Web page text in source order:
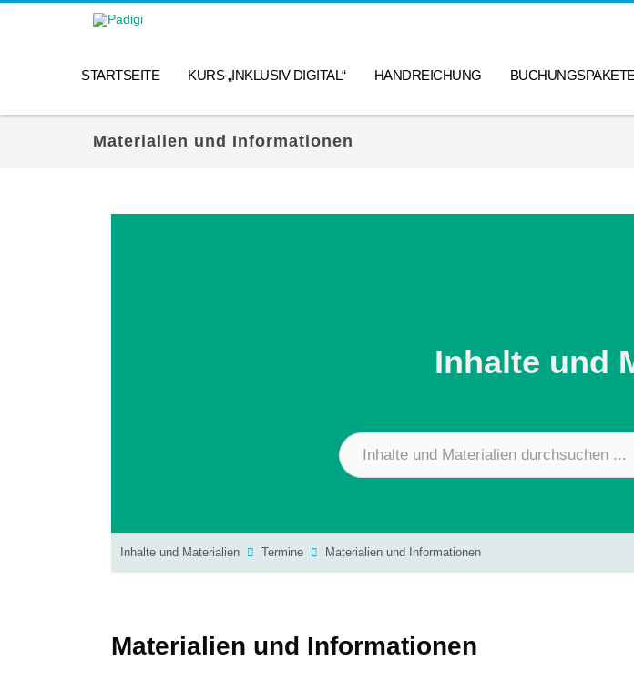
STARTSEITE KURS „INKLUSIV DIGITAL“ HANDREICHUNG BUCHUNGSPAKETE
Materialien und Informationen
Inhalte und
Inhalte und Materialien Termine Materialien und Informationen
Materialien und Informationen